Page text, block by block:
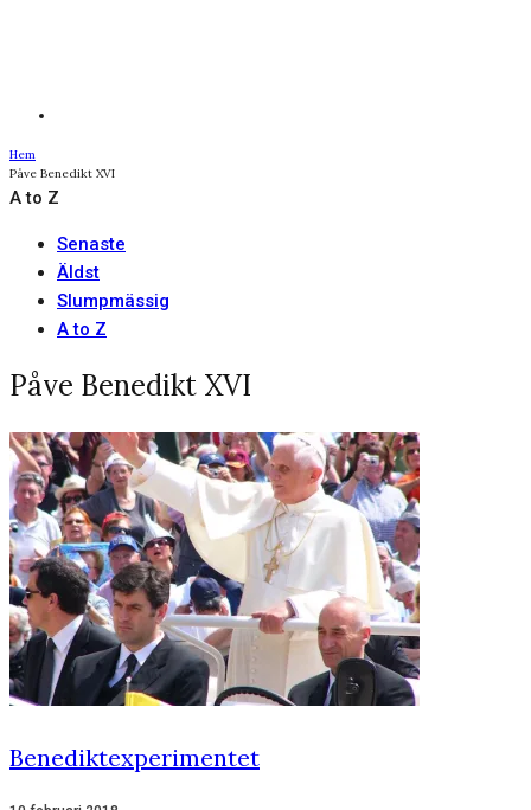
Hem
Påve Benedikt XVI
A to Z
Senaste
Äldst
Slumpmässig
A to Z
Påve Benedikt XVI
Benediktexperimentet